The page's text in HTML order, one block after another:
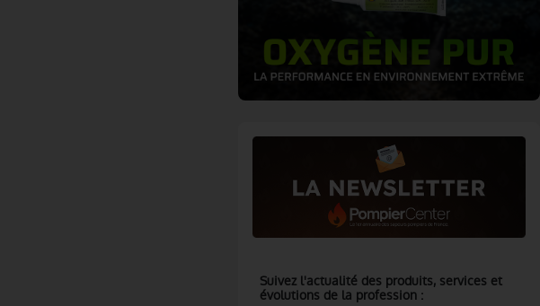
Suivez l'actualité des produits, services et
évolutions de la profession :